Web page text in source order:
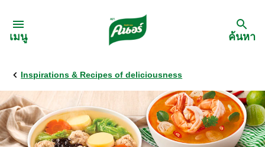
เมนู
กลับ
สูตรอาหาร
ค้นหา
Inspirations & Recipes of deliciousness